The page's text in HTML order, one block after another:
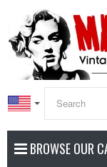
BROWSE OUR